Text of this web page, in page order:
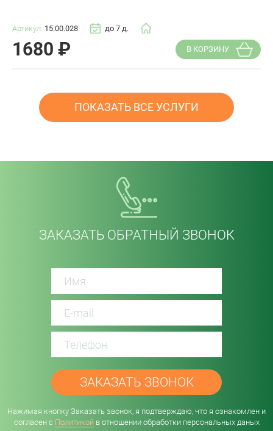
Артикул: 15.00.028 до 7 д.
1680 ₽ В КОРЗИНУ
ПОКАЗАТЬ ВСЕ УСЛУГИ
ЗАКАЗАТЬ ОБРАТНЫЙ ЗВОНОК
Нажимая кнопку Заказать звонок, я подтверждаю, что я ознакомлен и
согласен с Политикойв отношении обработки персональных даных